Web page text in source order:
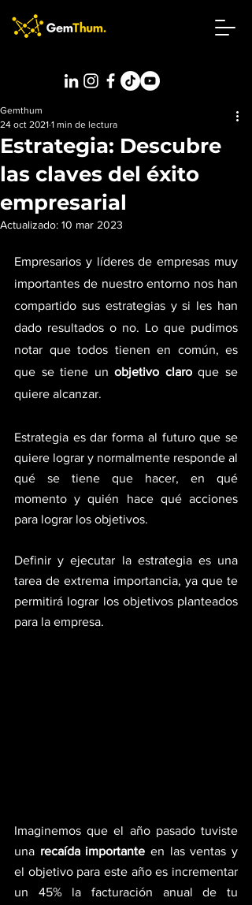
Estrategia: Descubre
las claves del éxito
empresarial
Gemthum
24 oct 2021 1 min de lectura
Actualizado: 10 mar 2023
Empresarios y líderes de empresas muy
importantes de nuestro entorno nos han
compartido sus estrategias y si les han
dado resultados o no. Lo que pudimos
notar que todos tienen en común, es
que se tiene un objetivo claro que se
quiere alcanzar.
Estrategia es dar forma al futuro que se
quiere lograr y normalmente responde al
qué se tiene que hacer, en qué
momento y quién hace qué acciones
para lograr los objetivos.
Definir y ejecutar la estrategia es una
tarea de extrema importancia, ya que te
permitirá lograr los objetivos planteados
para la empresa.
Imaginemos que el año pasado tuviste
una recaída importante en las ventas y
el objetivo para este año es incrementar
un 45% la facturación anual de tu